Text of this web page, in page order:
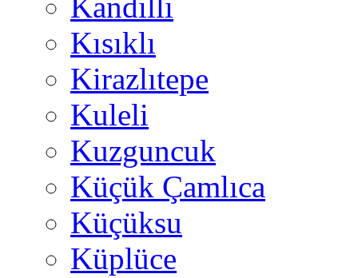
Kısıklı
Kirazlıtepe
Kuleli
Kuzguncuk
Küçük Çamlıca
Küçüksu
Küplüce